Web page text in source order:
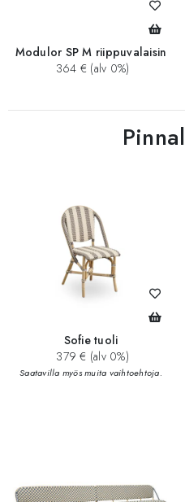
Modulor SP M riippuvalaisin
364 € (alv 0%)
Sofie tuoli
379 € (alv 0%)
Saatavilla myös muita vaihtoehtoja.